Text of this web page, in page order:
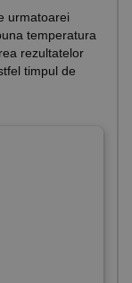
urmatoarei
temperatura
rezultatelor
timpul de